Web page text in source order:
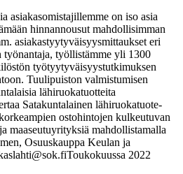
asiakasomistajillemme on iso asia
hinnannousut mahdollisimman
asiakastyytyväisyysmittaukset eri
työllistämme yli 1300
työtyytyväisyystutkimuksen
Tuulipuiston valmistumisen
lähiruokatuotteita
Satakuntalainen lähiruokatuote-
ostohintojen kulkeutuvan
maaseutuyrityksiä mahdollistamalla
Osuuskauppa Keulan ja
Toukokuussa 2022